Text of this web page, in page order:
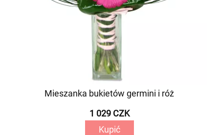
Mieszanka bukietów germini i róż
1 029 CZK
Kupić